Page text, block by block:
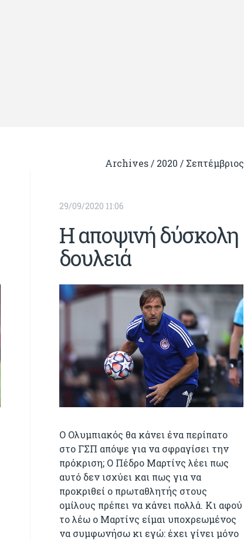
Archives / 2020 / Σεπτέμβριος
29/09/2020 11:06
Η αποψινή δύσκολη
δουλειά
Ο Ολυμπιακός θα κάνει ένα περίπατο
στο ΓΣΠ απόψε για να σφραγίσει την
πρόκριση; Ο Πέδρο Μαρτίνς λέει πως
αυτό δεν ισχύει και πως για να
προκριθεί ο πρωταθλητής στους
ομίλους πρέπει να κάνει πολλά. Κι αφού
το λέω ο Μαρτίνς είμαι υποχρεωμένος
να συμφωνήσω κι εγώ: έχει γίνει μόνο